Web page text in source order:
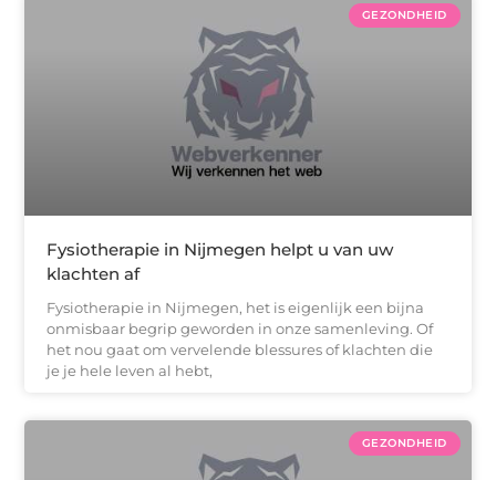
GEZONDHEID
Fysiotherapie in Nijmegen helpt u van uw
klachten af
Fysiotherapie in Nijmegen, het is eigenlijk een bijna
onmisbaar begrip geworden in onze samenleving. Of
het nou gaat om vervelende blessures of klachten die
je je hele leven al hebt,
GEZONDHEID